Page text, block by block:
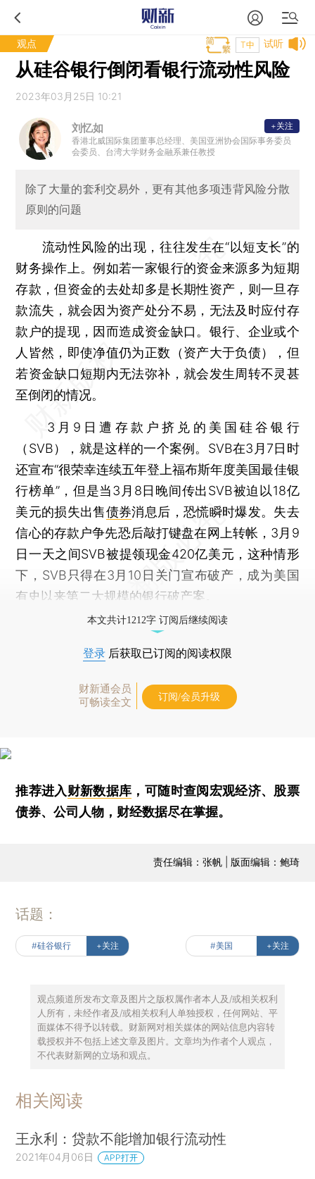
观点 试听
T中
从硅谷银行倒闭看银行流动性风险
2023年03月25日 10:21
刘忆如
香港北威国际集团董事总经理、美国亚洲协会国际事务委员
会委员、台湾大学财务金融系兼任教授
+关注
除了大量的套利交易外，更有其他多项违背风险分散
原则的问题
流动性风险的出现，往往发生在“以短支长”的
财务操作上。例如若一家银行的资金来源多为短期
存款，但资金的去处却多是长期性资产，则一旦存
款流失，就会因为资产处分不易，无法及时应付存
款户的提现，因而造成资金缺口。银行、企业或个
人皆然，即使净值仍为正数（资产大于负债），但
若资金缺口短期内无法弥补，就会发生周转不灵甚
至倒闭的情况。
3月9日遭存款户挤兑的美国硅谷银行
（SVB），就是这样的一个案例。SVB在3月7日时
还宣布“很荣幸连续五年登上福布斯年度美国最佳银
行榜单”，但是当3月8日晚间传出SVB被迫以18亿
美元的损失出售债券消息后，恐慌瞬时爆发。失去
信心的存款户争先恐后敲打键盘在网上转帐，3月9
日一天之间SVB被提领现金420亿美元，这种情形
下，SVB只得在3月10日关门宣布破产，成为美国
有史以来第二大规模的银行破产案。
本文共计1212字 订阅后继续阅读
登录 后获取已订阅的阅读权限
财新通会员
可畅读全文
订阅/会员升级
推荐进入财新数据库 ，可随时查阅宏观经济、股票
债券、公司人物，财经数据尽在掌握。
责任编辑：张帆 | 版面编辑：鲍琦
话题：
#硅谷银行 +关注 #美国 +关注
观点频道所发布文章及图片之版权属作者本人及/或相关权利
人所有，未经作者及/或相关权利人单独授权，任何网站、平
面媒体不得予以转载。财新网对相关媒体的网站信息内容转
载授权并不包括上述文章及图片。文章均为作者个人观点，
不代表财新网的立场和观点。
相关阅读
王永利：贷款不能增加银行流动性
2021年04月06日 APP打开